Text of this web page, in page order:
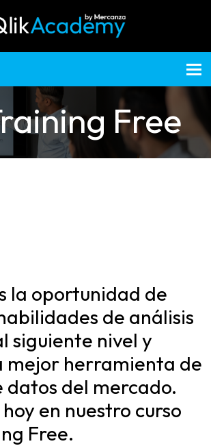
Free
la oportunidad de
de análisis
siguiente nivel y
mejor herramienta de
datos del mercado.
en nuestro curso
Free.